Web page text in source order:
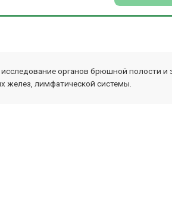
органов брюшной полости и
лимфатической системы.